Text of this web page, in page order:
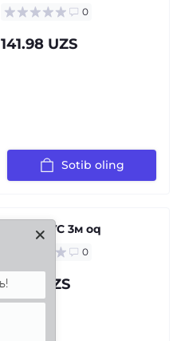
0
141.98 UZS
Sotib oling
Quvur PVC 3м oq
0
71.97 UZS
Здравствуйте, хороший гость!